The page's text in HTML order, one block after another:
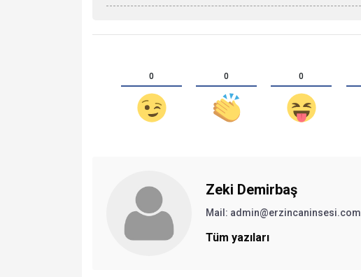
0 0 0
Zeki Demirbaş
Mail: admin@erzincaninsesi.com
Tüm yazıları